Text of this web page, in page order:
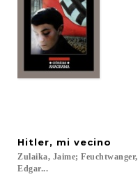
Hitler, mi vecino
Zulaika, Jaime; Feuchtwanger,
Edgar...